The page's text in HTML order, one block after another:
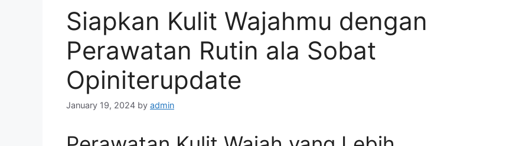
Siapkan Kulit Wajahmu dengan
Perawatan Rutin ala Sobat
Opiniterupdate
January 19, 2024 by admin